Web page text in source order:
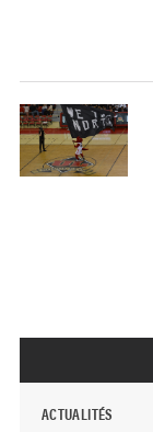
ACTUALITÉS